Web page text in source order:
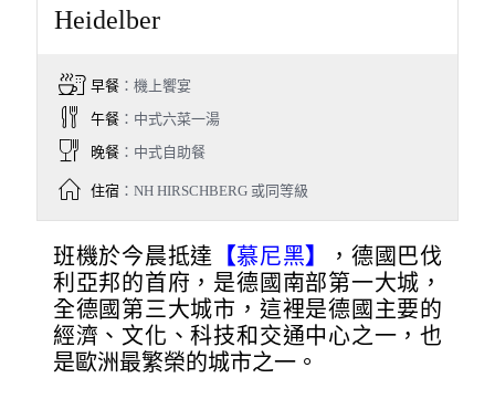
Heidelber
早餐：機上饗宴
午餐：中式六菜一湯
晚餐：中式自助餐
住宿：NH HIRSCHBERG 或同等級
班機於今晨抵達 【慕尼黑】
，德國巴伐
利亞邦的首府，是德國南部第一大城，
全德國第三大城市，這裡是德國主要的
經濟、文化、科技和交通中心之一，也
是歐洲最繁榮的城市之一。